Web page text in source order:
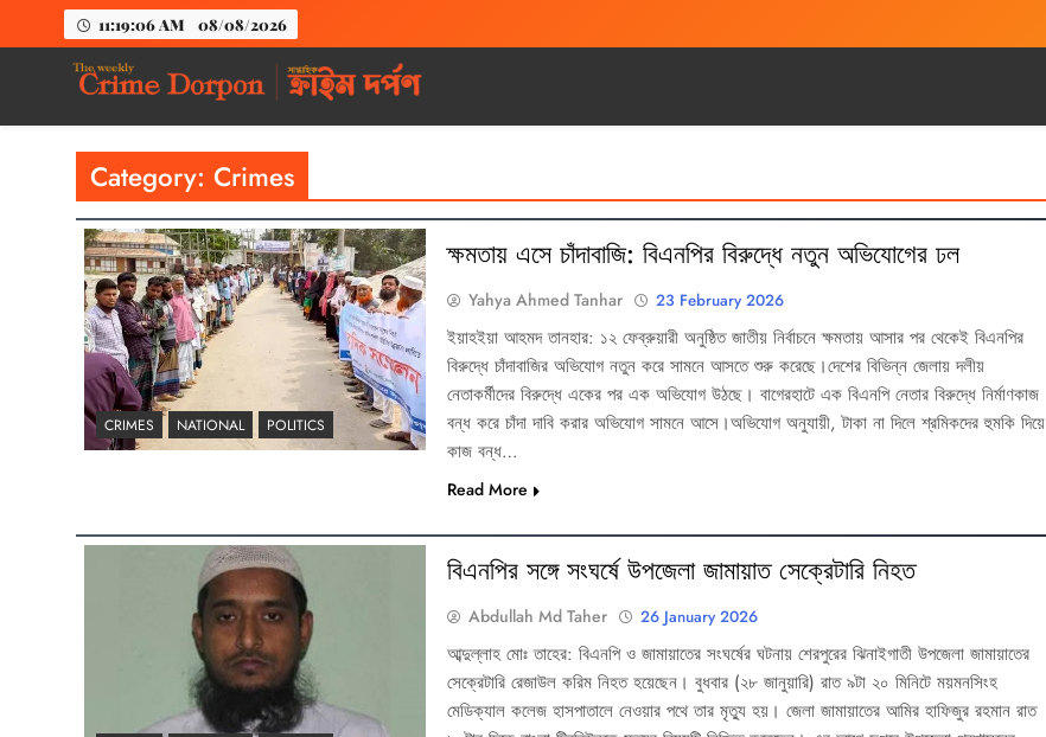
11:19:06 AM 08/08/2026
The Weekly Crime Dorpon
Weekly Crime News
Category: Crimes
CRIMES NATIONAL POLITICS
ক্ষমতায় এসে চাঁদাবাজি: বিএনপির বিরুদ্ধে নতুন অভিযোগের ঢল
Yahya Ahmed Tanhar 23 February 2026
ইয়াহইয়া আহমদ তানহার: ১২ ফেব্রুয়ারী অনুষ্ঠিত জাতীয় নির্বাচনে ক্ষমতায় আসার পর থেকেই বিএনপির
বিরুদ্ধে চাঁদাবাজির অভিযোগ নতুন করে সামনে আসতে শুরু করেছে।দেশের বিভিন্ন জেলায় দলীয়
নেতাকর্মীদের বিরুদ্ধে একের পর এক অভিযোগ উঠছে। বাগেরহাটে এক বিএনপি নেতার বিরুদ্ধে নির্মাণকাজ
বন্ধ করে চাঁদা দাবি করার অভিযোগ সামনে আসে।অভিযোগ অনুযায়ী, টাকা না দিলে শ্রমিকদের হুমকি দিয়ে
কাজ বন্ধ…
Read More
বিএনপির সঙ্গে সংঘর্ষে উপজেলা জামায়াত সেক্রেটারি নিহত
Abdullah Md Taher 26 January 2026
আব্দুল্লাহ মোঃ তাহের: বিএনপি ও জামায়াতের সংঘর্ষের ঘটনায় শেরপুরের ঝিনাইগাতী উপজেলা জামায়াতের
সেক্রেটারি রেজাউল করিম নিহত হয়েছেন। বুধবার (২৮ জানুয়ারি) রাত ৯টা ২০ মিনিটে ময়মনসিংহ
মেডিক্যাল কলেজ হাসপাতালে নেওয়ার পথে তার মৃত্যু হয়। জেলা জামায়াতের আমির হাফিজুর রহমান রাত